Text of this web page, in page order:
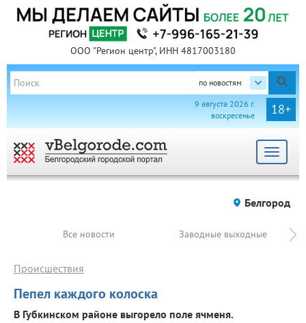
ООО "Регион центр", ИНН 4817003180
по новостям
18+
9 августа 2026 г.
воскресенье
Toggle
Белгород
Все новости Заводные выходные
Пепел каждого колоска
Происшествия
В Губкинском районе выгорело поле ячменя.